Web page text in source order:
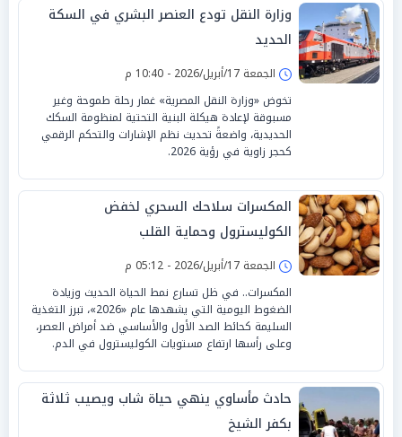
وزارة النقل تودع العنصر البشري في السكة
الحديد
الجمعة 17/أبريل/2026 - 10:40 م
تخوض «وزارة النقل المصرية» غمار رحلة طموحة وغير
مسبوقة لإعادة هيكلة البنية التحتية لمنظومة السكك
الحديدية، واضعةً تحديث نظم الإشارات والتحكم الرقمي
كحجر زاوية في رؤية 2026.
المكسرات سلاحك السحري لخفض
الكوليسترول وحماية القلب
الجمعة 17/أبريل/2026 - 05:12 م
المكسرات.. في ظل تسارع نمط الحياة الحديث وزيادة
الضغوط اليومية التي يشهدها عام «2026»، تبرز التغذية
السليمة كحائط الصد الأول والأساسي ضد أمراض العصر،
وعلى رأسها ارتفاع مستويات الكوليسترول في الدم.
حادث مأساوي ينهي حياة شاب ويصيب ثلاثة
بكفر الشيخ